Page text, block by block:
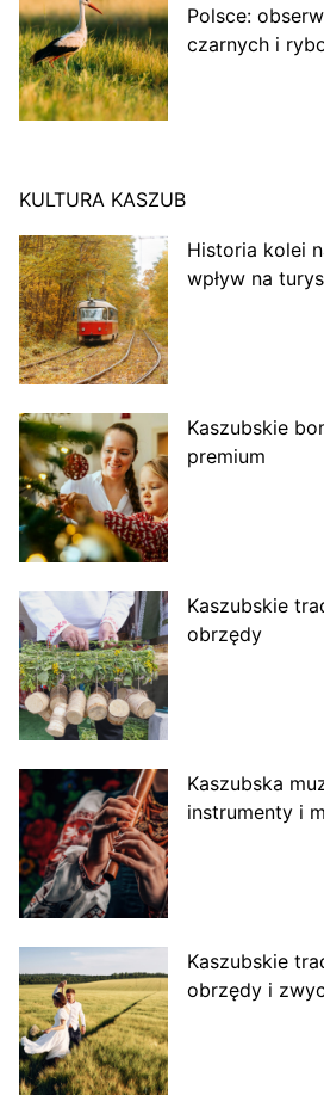
Polsce:
czarnych i
KULTURA KASZUB
Historia kolei
wpływ na
Kaszubskie
premium
Kaszubskie
obrzędy
Kaszubska
instrumenty i
Kaszubskie
obrzędy i